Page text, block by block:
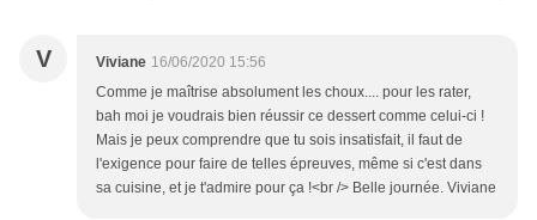
V Viviane 16/06/2020 15:56
Comme je maîtrise absolument les choux.... pour les rater,
bah moi je voudrais bien réussir ce dessert comme celui-ci !
Mais je peux comprendre que tu sois insatisfait, il faut de
l'exigence pour faire de telles épreuves, même si c'est dans
sa cuisine, et je t'admire pour ça !<br /> Belle journée. Viviane